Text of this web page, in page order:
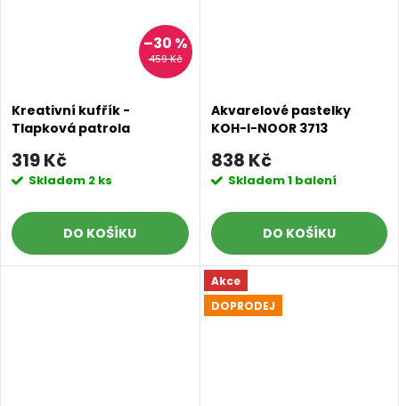
459 Kč
–30 %
Kreativní kufřík -
Tlapková patrola
319 Kč
Skladem 2 ks
DO KOŠÍKU
Akvarelové pastelky
KOH-I-NOOR 3713
838 Kč
Skladem1 balení
DO KOŠÍKU
Akce
DOPRODEJ